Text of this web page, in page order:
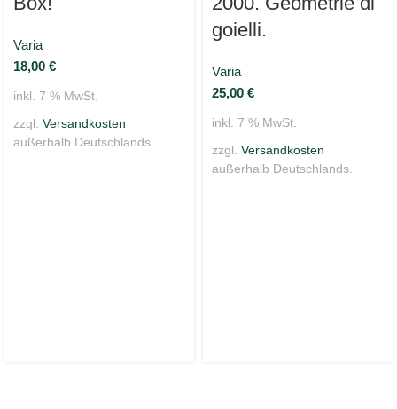
Varia
18,00 €
inkl. 7 % MwSt.
zzgl. Versandkosten
außerhalb Deutschlands.
goielli.
Varia
25,00 €
inkl. 7 % MwSt.
zzgl. Versandkosten
außerhalb Deutschlands.